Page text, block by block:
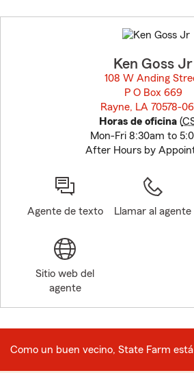
to
before
Ken Goss Jr
108 W Anding
P O Box 669
Rayne, LA 70578-
Horas de oficina(
Mon-Fri 8:30am to
After Hours by
Agente de texto Llamar al agente
Sitio web del
agente
Como un buen vecino, State Farm está